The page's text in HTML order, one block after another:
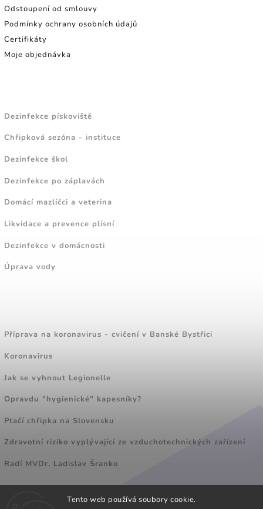
Tento web používá soubory cookie.
Odstoupení od smlouvy
Podmínky ochrany osobních údajů
Certifikáty
Moje objednávka
Dezinfekce pískoviště
Chřipková sezóna - instituce
Dezinfekce škol
Dezinfekce po záplavách
Domácí mazlíčci a veterina
Likvidace a prevence plísní
Dezinfekce v domácnosti
Úprava vody
Příprava na koronavirus - cvičení v Banské Bystřici
Koronavirus
Jak se vyhnout Legionelle
Opravdu "hygienické" kapesníky?
Ptačí chřipka na Slovensku
Zdravotní riziko vyplývající ze vzduchotechnických zařízení
Radí MVDr. Ladislav Šranko